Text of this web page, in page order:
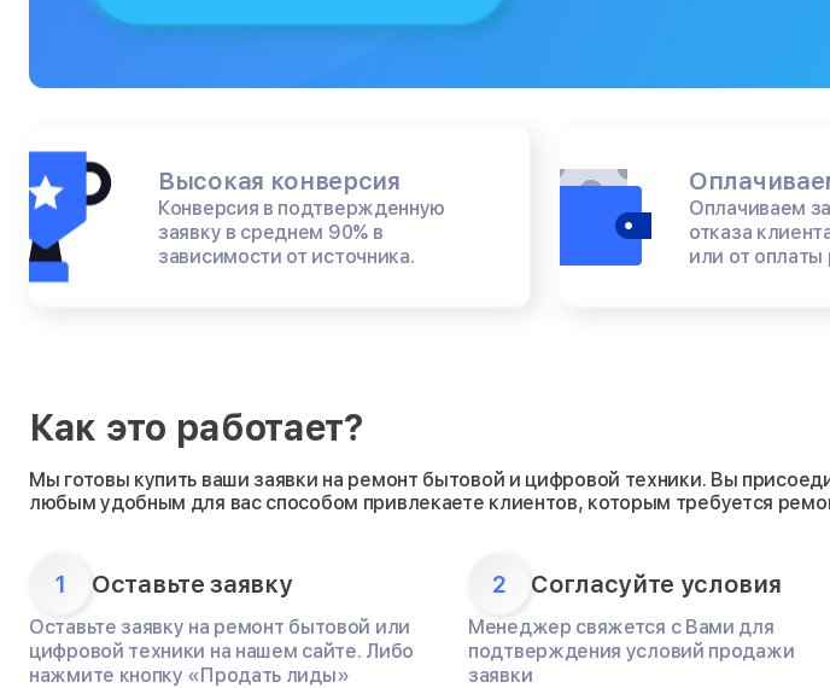
Высокая конверсия
Конверсия в подтвержденную
заявку в среднем 90% в
зависимости от источника.
Оплачиваем
отказа
или от оплаты
Как это работает?
Мы готовы купить ваши заявки на ремонт бытовой и цифровой техники. Вы
любым удобным для вас способом привлекаете клиентов, которым требуется
1 Оставьте заявку
Оставьте заявку на ремонт бытовой или
цифровой техники на нашем сайте. Либо
нажмите кнопку «Продать лиды»
2 Согласуйте условия
Менеджер свяжется с Вами для
подтверждения условий продажи
заявки